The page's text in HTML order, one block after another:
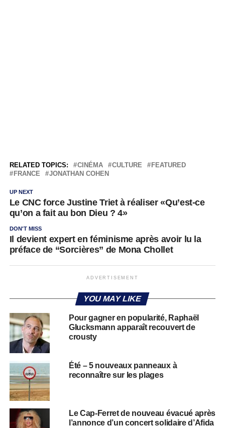
RELATED TOPICS: CINÉMA CULTURE
FEATURED
FRANCE
JONATHAN COHEN
UP NEXT
Le CNC force Justine Triet à réaliser «Qu’est-ce
qu’on a fait au bon Dieu ? 4»
DON'T MISS
Il devient expert en féminisme après avoir lu la
préface de “Sorcières” de Mona Chollet
ADVERTISEMENT
YOU MAY LIKE
Pour gagner en popularité, Raphaël
Glucksmann apparaît recouvert de
crousty
Été – 5 nouveaux panneaux à
reconnaître sur les plages
Le Cap-Ferret de nouveau évacué après
l’annonce d’un concert solidaire d’Afida